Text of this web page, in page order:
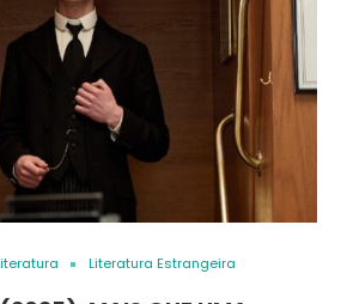
Literatura Estrangeira